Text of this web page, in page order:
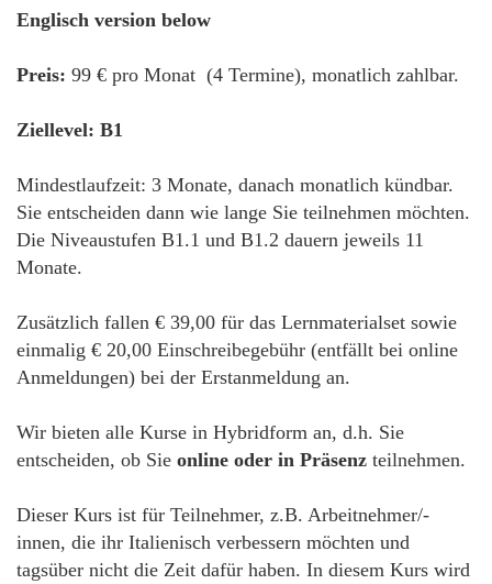
Englisch version below
Preis: 99 € pro Monat (4 Termine), monatlich zahlbar.
Ziellevel: B1
Mindestlaufzeit: 3 Monate, danach monatlich kündbar.
Sie entscheiden dann wie lange Sie teilnehmen möchten.
Die Niveaustufen B1.1 und B1.2 dauern jeweils 11
Monate.
Zusätzlich fallen € 39,00 für das Lernmaterialset sowie
einmalig € 20,00 Einschreibegebühr (entfällt bei online
Anmeldungen) bei der Erstanmeldung an.
Wir bieten alle Kurse in Hybridform an, d.h. Sie
entscheiden, ob Sie online oder in Präsenz teilnehmen.
Dieser Kurs ist für Teilnehmer, z.B. Arbeitnehmer/-
innen, die ihr Italienisch verbessern möchten und
tagsüber nicht die Zeit dafür haben. In diesem Kurs wird